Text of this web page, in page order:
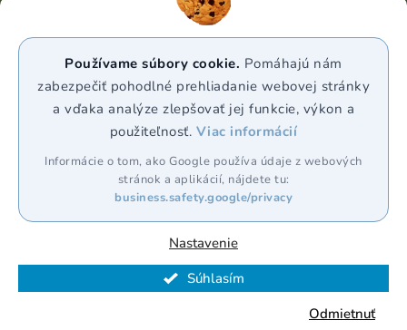
Používame súbory cookie. Pomáhajú nám
zabezpečiť pohodlné prehliadanie webovej stránky
a vďaka analýze zlepšovať jej funkcie, výkon a
použiteľnosť. Viac informácií
Informácie o tom, ako Google používa údaje z webových
stránok a aplikácií, nájdete tu:
business.safety.google/privacy
Nastavenie
Odmietnuť
Súhlasím
WhatsApp
Sledujte nás
Vytvoril Shoptet Premium